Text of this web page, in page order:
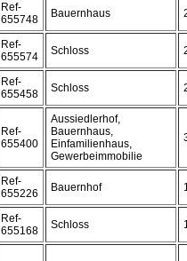
Ref-
655748
Bauernhaus
Ref-
655574
Schloss
Ref-
655458
Schloss
Ref-
655400
Aussiedlerhof,
Bauernhaus,
Einfamilienhaus,
Gewerbeimmobilie
Ref-
655226
Bauernhof
Ref-
655168
Schloss